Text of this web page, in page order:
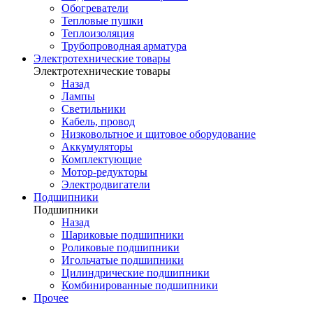
Обогреватели
Тепловые пушки
Теплоизоляция
Трубопроводная арматура
Электротехнические товары
Электротехнические товары
Назад
Лампы
Светильники
Кабель, провод
Низковольтное и щитовое оборудование
Аккумуляторы
Комплектующие
Мотор-редукторы
Электродвигатели
Подшипники
Подшипники
Назад
Шариковые подшипники
Роликовые подшипники
Игольчатые подшипники
Цилиндрические подшипники
Комбинированные подшипники
Прочее